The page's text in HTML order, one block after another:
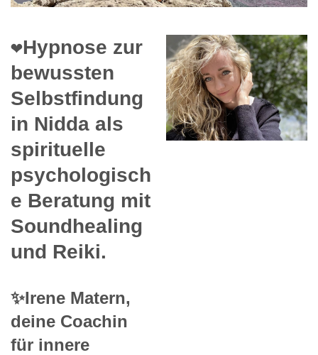
❤️Hypnose zur
bewussten
Selbstfindung
in Nidda als
spirituelle
psychologisch
e Beratung mit
Soundhealing
und Reiki.
✨Irene Matern,
deine Coachin
für innere